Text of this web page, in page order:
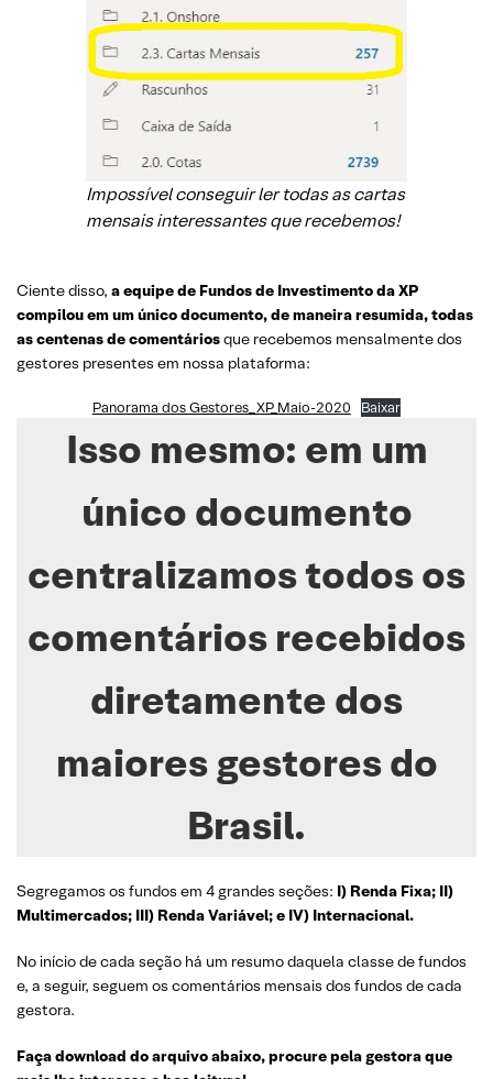
Impossível conseguir ler todas as cartas
mensais interessantes que recebemos!
Ciente disso, a equipe de Fundos de Investimento da XP
compilou em um único documento, de maneira resumida, todas
as centenas de comentáriosque recebemos mensalmente dos
gestores presentes em nossa plataforma:
Panorama dos Gestores_XP_Maio-2020 Baixar
Isso mesmo: em um
único documento
centralizamos todos os
comentários recebidos
diretamente dos
maiores gestores do
Brasil.
Segregamos os fundos em 4 grandes seções: I) Renda Fixa; II)
Multimercados; III) Renda Variável; e IV) Internacional.
No início de cada seção há um resumo daquela classe de fundos
e, a seguir, seguem os comentários mensais dos fundos de cada
gestora.
Faça download do arquivo abaixo, procure pela gestora que